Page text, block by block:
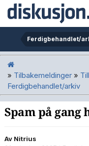
Ferdigbehandlet/
» Tilbakemeldinger »
Ferdigbehandlet/arkiv
Spam på gang
Av Nitrius